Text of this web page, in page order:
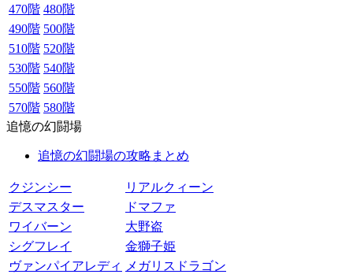
470階 480階
490階 500階
510階 520階
530階 540階
550階 560階
570階 580階
追憶の幻闘場
追憶の幻闘場の攻略まとめ
クジンシー
リアルクィーン
デスマスター
ドマファ
ワイバーン
大野盗
シグフレイ
金獅子姫
ヴァンパイアレディ
メガリスドラゴン